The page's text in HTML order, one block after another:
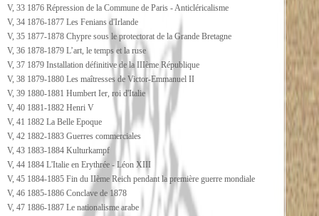
V, 33 1876 Répression de la Commune de Paris - Anticléricalisme
V, 34 1876-1877 Les Fenians d'Irlande
V, 35 1877-1878 Chypre sous le protectorat de la Grande Bretagne
V, 36 1878-1879 L’art, le temps et la ruse
V, 37 1879 Installation définitive de la IIIème République
V, 38 1879-1880 Les maîtresses de Victor-Emmanuel II
V, 39 1880-1881 Humbert Ier, roi d'Italie
V, 40 1881-1882 Henri V
V, 41 1882 La Belle Epoque
V, 42 1882-1883 Guerres commerciales
V, 43 1883-1884 Kulturkampf
V, 44 1884 L'Italie en Erythrée - Léon XIII
V, 45 1884-1885 Fin du IIème Reich pendant la première guerre mondiale
V, 46 1885-1886 Conclave de 1878
V, 47 1886-1887 Le nationalisme arabe